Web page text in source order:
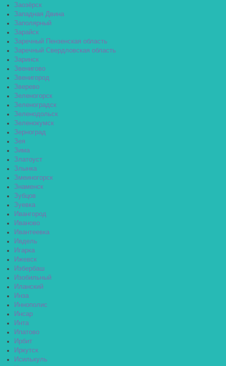
Заозёрск
Западная Двина
Заполярный
Зарайск
Заречный Пензенская область
Заречный Свердловская область
Заринск
Звенигово
Звенигород
Зверево
Зеленогорск
Зеленоградск
Зеленодольск
Зеленокумск
Зерноград
Зея
Зима
Златоуст
Злынка
Змеиногорск
Знаменск
Зубцов
Зуевка
Ивангород
Иваново
Ивантеевка
Ивдель
Игарка
Ижевск
Избербаш
Изобильный
Иланский
Инза
Иннополис
Инсар
Инта
Ипатово
Ирбит
Иркутск
Исилькуль